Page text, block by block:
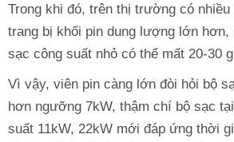
Trong khi đó, trên thị trường có
trang bị khối pin dung lượng lớn hơn,
sạc công suất nhỏ có thể mất 20-30
Vì vậy, viên pin càng lớn đòi hỏi bộ
hơn ngưỡng 7kW, thậm chí bộ sạc
suất 11kW, 22kW mới đáp ứng thời